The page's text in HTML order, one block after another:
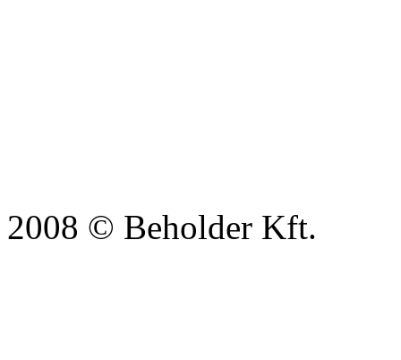
2008 © Beholder Kft.